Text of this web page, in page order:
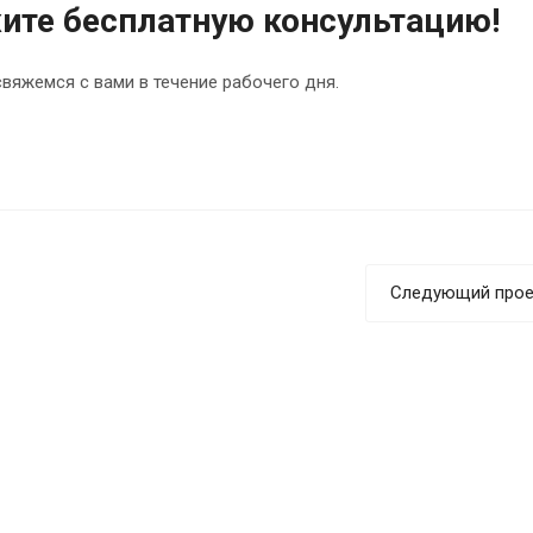
бесплатную консультацию!
с вами в течение рабочего дня.
Следующий